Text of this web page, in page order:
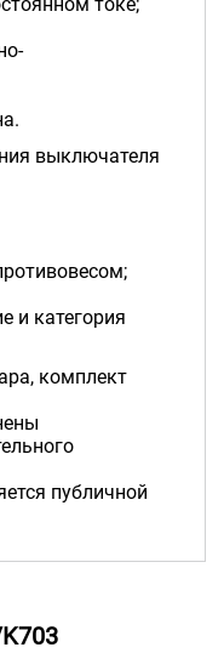
выключателя
и категория
комплект
публичной